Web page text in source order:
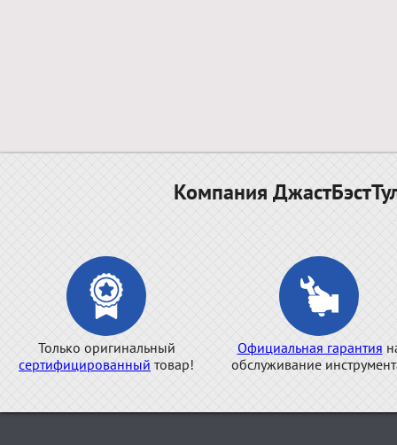
Компания
Только оригинальный
сертифицированный товар!
Официальная гарантия
обслуживание